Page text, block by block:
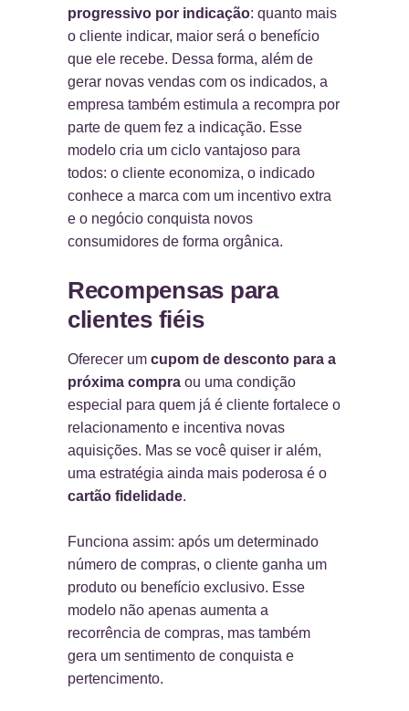
progressivo por indicação: quanto mais
o cliente indicar, maior será o benefício
que ele recebe. Dessa forma, além de
gerar novas vendas com os indicados, a
empresa também estimula a recompra por
parte de quem fez a indicação. Esse
modelo cria um ciclo vantajoso para
todos: o cliente economiza, o indicado
conhece a marca com um incentivo extra
e o negócio conquista novos
consumidores de forma orgânica.
Recompensas para
clientes fiéis
Oferecer um cupom de desconto para a
próxima compra ou uma condição
especial para quem já é cliente fortalece o
relacionamento e incentiva novas
aquisições. Mas se você quiser ir além,
uma estratégia ainda mais poderosa é o
cartão fidelidade.
Funciona assim: após um determinado
número de compras, o cliente ganha um
produto ou benefício exclusivo. Esse
modelo não apenas aumenta a
recorrência de compras, mas também
gera um sentimento de conquista e
pertencimento.